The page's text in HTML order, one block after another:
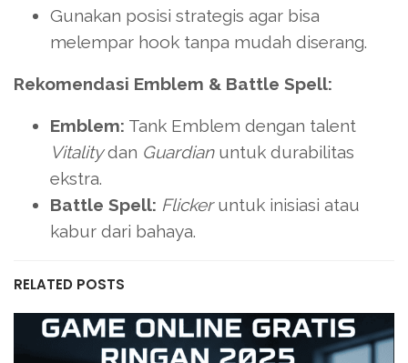
Gunakan posisi strategis agar bisa
melempar hook tanpa mudah diserang.
Rekomendasi Emblem & Battle Spell:
Emblem: Tank Emblem dengan talent
Vitalitydan Guardianuntuk durabilitas
ekstra.
Battle Spell: Flickeruntuk inisiasi atau
kabur dari bahaya.
RELATED POSTS